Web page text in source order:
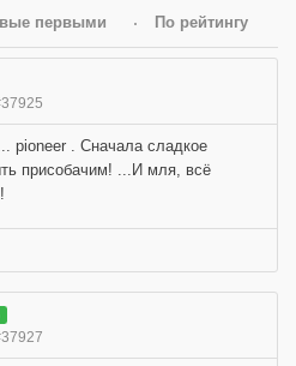
первыми По рейтингу
pioneer . Сначала сладкое
присобачим! ...И мля, всё